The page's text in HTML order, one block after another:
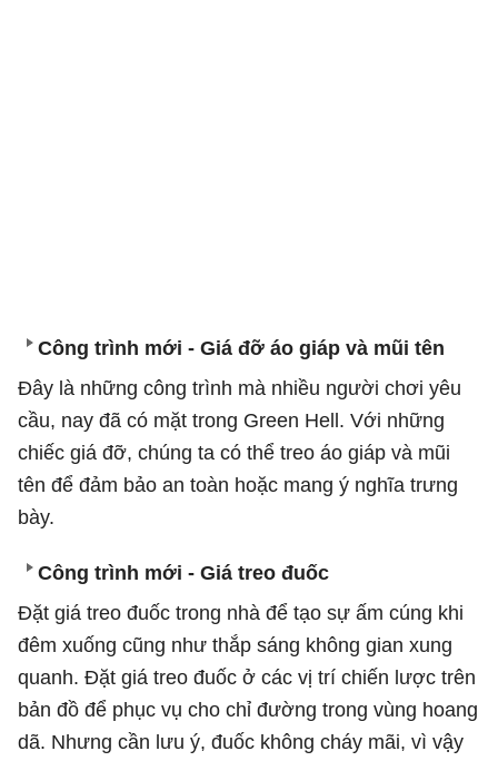
Công trình mới - Giá đỡ áo giáp và mũi tên
Đây là những công trình mà nhiều người chơi yêu
cầu, nay đã có mặt trong Green Hell. Với những
chiếc giá đỡ, chúng ta có thể treo áo giáp và mũi
tên để đảm bảo an toàn hoặc mang ý nghĩa trưng
bày.
Công trình mới - Giá treo đuốc
Đặt giá treo đuốc trong nhà để tạo sự ấm cúng khi
đêm xuống cũng như thắp sáng không gian xung
quanh. Đặt giá treo đuốc ở các vị trí chiến lược trên
bản đồ để phục vụ cho chỉ đường trong vùng hoang
dã. Nhưng cần lưu ý, đuốc không cháy mãi, vì vậy